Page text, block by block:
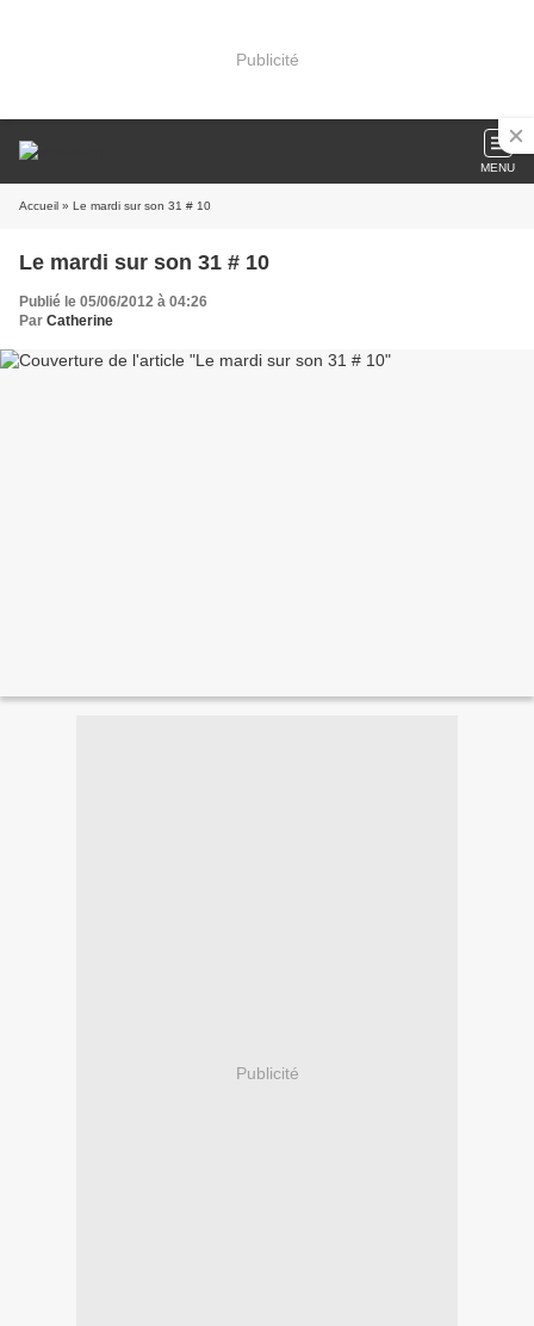
Publicité
MENU
Accueil » Le mardi sur son 31 # 10
Le mardi sur son 31 # 10
Publié le 05/06/2012 à 04:26
Par Catherine
Publicité